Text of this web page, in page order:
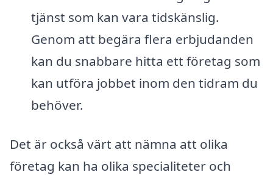
tjänst som kan vara tidskänslig.
Genom att begära flera erbjudanden
kan du snabbare hitta ett företag som
kan utföra jobbet inom den tidram du
behöver.
Det är också värt att nämna att olika
företag kan ha olika specialiteter och